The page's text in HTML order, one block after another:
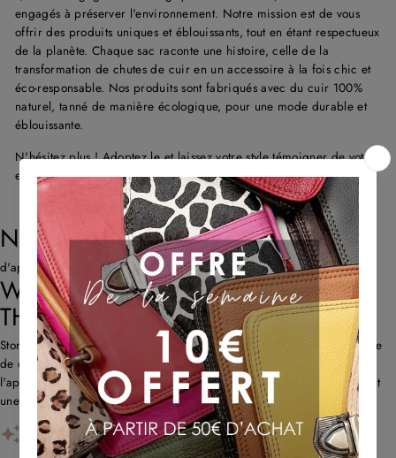
engagés à préserver l'environnement. Notre mission est de vous
offrir des produits uniques et éblouissants, tout en étant respectueux
de la planète. Chaque sac raconte une histoire, celle de la
transformation de chutes de cuir en un accessoire à la fois chic et
éco-responsable. Nos produits sont fabriqués avec du cuir 100%
naturel, tanné de manière écologique, pour une mode durable et
éblouissante.
N'hésitez plus ! Adoptez le et laissez votre style témoigner de votre
engagement pour une mode éthique et tendance.
NOS AVIS CLIENTS
d'après 667 avis
WHAT CUSTOMERS THINK ABOUT
THE STORE
Store propose des sacs en cuir uniques et recyclés avec un savoir-faire
de qualité et une livraison rapide. Les clients louent l'originalité,
l'approche écologique et le service client réactif. Certains remarquent
une forte odeur de cuir au début et des problè...
AI-GENERATED FROM CUSTOMER REVIEWS.